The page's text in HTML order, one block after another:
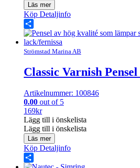
Läs mer
Köp Detaljinfo
Share
Strömstad Marina AB
Classic Varnish
Artikelnummer: 100846
0.00 out of 5
169kr
Lägg till i önskelista
Lägg till i önskelista
Läs mer
Köp Detaljinfo